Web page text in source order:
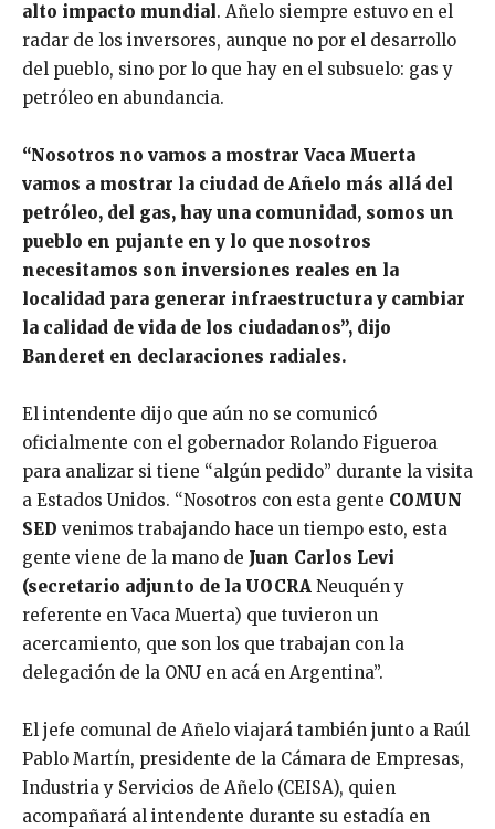
alto impacto mundial. Añelo siempre estuvo en el
radar de los inversores, aunque no por el desarrollo
del pueblo, sino por lo que hay en el subsuelo: gas y
petróleo en abundancia.
“Nosotros no vamos a mostrar Vaca Muerta
vamos a mostrar la ciudad de Añelo más allá del
petróleo, del gas, hay una comunidad, somos un
pueblo en pujante en y lo que nosotros
necesitamos son inversiones reales en la
localidad para generar infraestructura y cambiar
la calidad de vida de los ciudadanos”, dijo
Banderet en declaraciones radiales.
El intendente dijo que aún no se comunicó
oficialmente con el gobernador Rolando Figueroa
para analizar si tiene “algún pedido” durante la visita
a Estados Unidos. “Nosotros con esta gente COMUN
SED venimos trabajando hace un tiempo esto, esta
gente viene de la mano de Juan Carlos Levi
(secretario adjunto de la UOCRA Neuquén y
referente en Vaca Muerta) que tuvieron un
acercamiento, que son los que trabajan con la
delegación de la ONU en acá en Argentina”.
El jefe comunal de Añelo viajará también junto a Raúl
Pablo Martín, presidente de la Cámara de Empresas,
Industria y Servicios de Añelo (CEISA), quien
acompañará al intendente durante su estadía en